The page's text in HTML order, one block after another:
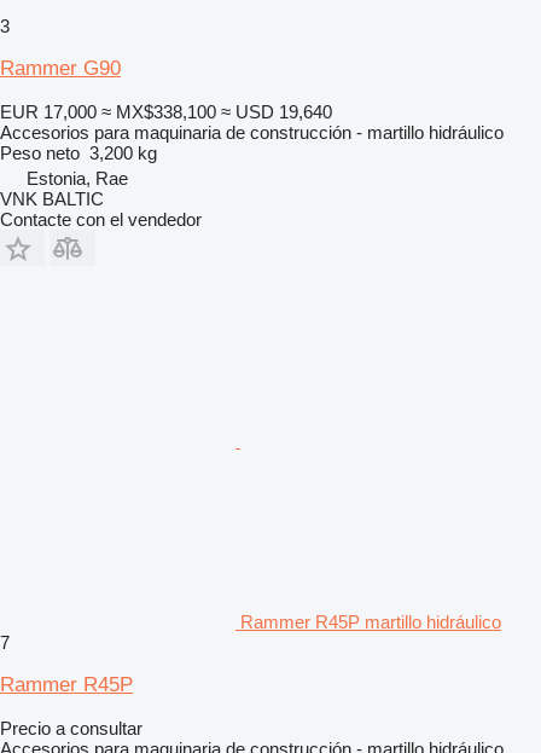
3
Rammer G90
EUR 17,000 ≈ MX$338,100 ≈ USD 19,640
Accesorios para maquinaria de construcción - martillo hidráulico
Peso neto 3,200 kg
Estonia, Rae
VNK BALTIC
Contacte con el vendedor
Rammer R45P martillo hidráulico
7
Rammer R45P
Precio a consultar
Accesorios para maquinaria de construcción - martillo hidráulico